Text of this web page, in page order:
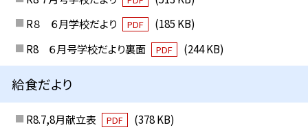
R８ ６月学校だより
PDF
(185 KB)
R8 ６月号学校だより裏面
PDF (244 KB)
給食だより
R8.7,8月献立表 PDF
(378 KB)